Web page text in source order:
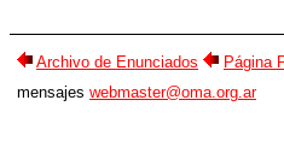
Archivo de Enunciados Página
mensajes webmaster@oma.org.ar